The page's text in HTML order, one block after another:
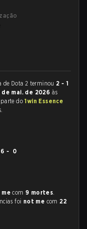
de Dota 2 terminou 2 - 1
de mai. de 2026 às
parte do1win Essence
6 - 0
com 9 mortes.
foi not me com 22